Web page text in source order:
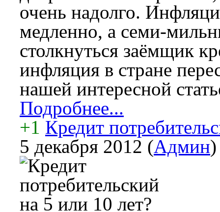
очень надолго.
медленно, а семи-
столкнуться заёмщик
инфляция в стране
нашей интересной
Подробнее...
+1 Кредит
5 декабря 2012 (Админ)